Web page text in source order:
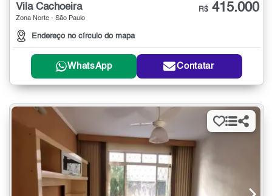
Vila Cachoeira
Zona Norte - São Paulo
Endereço no círculo do mapa
R$ 415.000
WhatsApp Contatar